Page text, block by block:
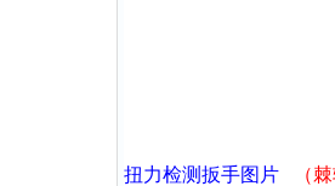
扭力检测扳手图片 （